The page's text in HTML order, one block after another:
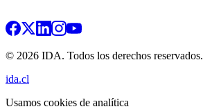
© 2026 IDA. Todos los derechos reservados.
ida.cl
Usamos cookies de analítica